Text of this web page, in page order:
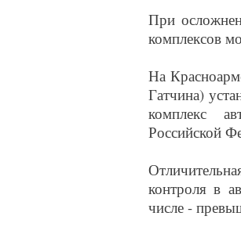
При
комплексов
На
Гатчина)
комплекс
Российской
контроля в
числе -